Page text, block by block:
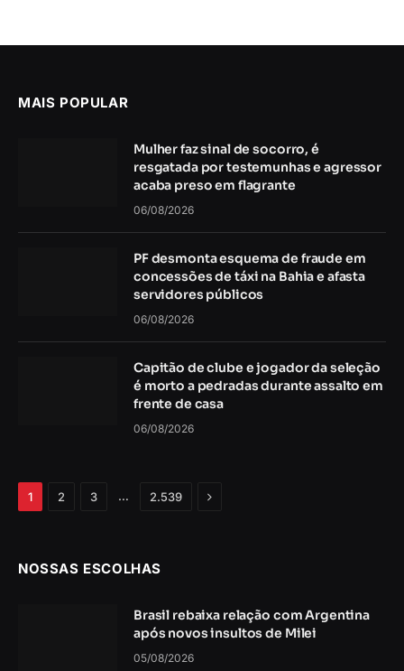
MAIS POPULAR
Mulher faz sinal de socorro, é
resgatada por testemunhas e agressor
acaba preso em flagrante
06/08/2026
PF desmonta esquema de fraude em
concessões de táxi na Bahia e afasta
servidores públicos
06/08/2026
Capitão de clube e jogador da seleção
é morto a pedradas durante assalto em
frente de casa
06/08/2026
1 2 3 … 2.539 Próximo
NOSSAS ESCOLHAS
Brasil rebaixa relação com Argentina
após novos insultos de Milei
05/08/2026